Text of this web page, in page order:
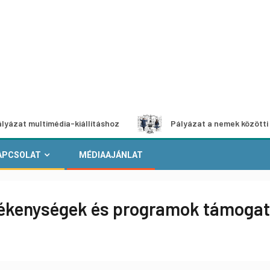
kiállításhoz Pályázat a nemek közötti
MÉDIAAJÁNLAT
és programok